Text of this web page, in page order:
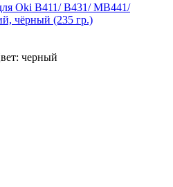
Oki B411/ B431/ MB441/
чёрный (235 гр.)
черный